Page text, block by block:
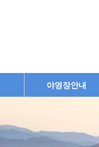
야영장안내